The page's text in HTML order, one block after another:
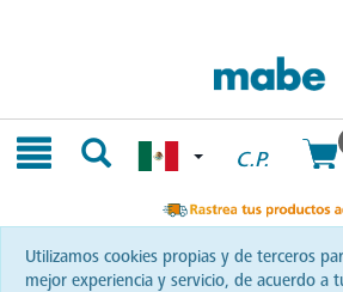
C.P.
Utilizamos cookies propias y de terceros
mejor experiencia y servicio, de acuerdo a